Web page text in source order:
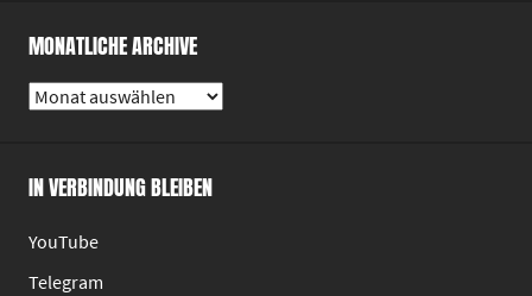
MONATLICHE ARCHIVE
Monatliche
IN VERBINDUNG BLEIBEN
YouTube
Telegram